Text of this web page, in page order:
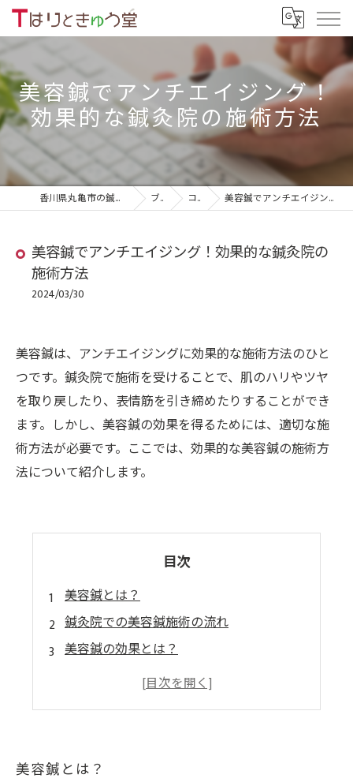
美容鍼でアンチエイジング！
効果的な鍼灸院の施術方法
香川県丸亀市の鍼灸院ならTはりときゅう堂 ブログ コラム 美容鍼でアンチエイジング！効果的な鍼灸院の施術方法
美容鍼でアンチエイジング！効果的な鍼灸院の
施術方法
2024/03/30
美容鍼は、アンチエイジングに効果的な施術方法のひと
つです。鍼灸院で施術を受けることで、肌のハリやツヤ
を取り戻したり、表情筋を引き締めたりすることができ
ます。しかし、美容鍼の効果を得るためには、適切な施
術方法が必要です。ここでは、効果的な美容鍼の施術方
法について紹介します。
目次
美容鍼とは？
鍼灸院での美容鍼施術の流れ
美容鍼の効果とは？
美容鍼の注意点とは？
美容鍼とは？